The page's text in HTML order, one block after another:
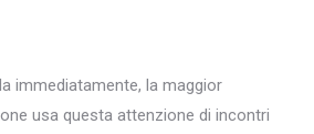
immediatamente, la maggior
usa questa attenzione di incontri